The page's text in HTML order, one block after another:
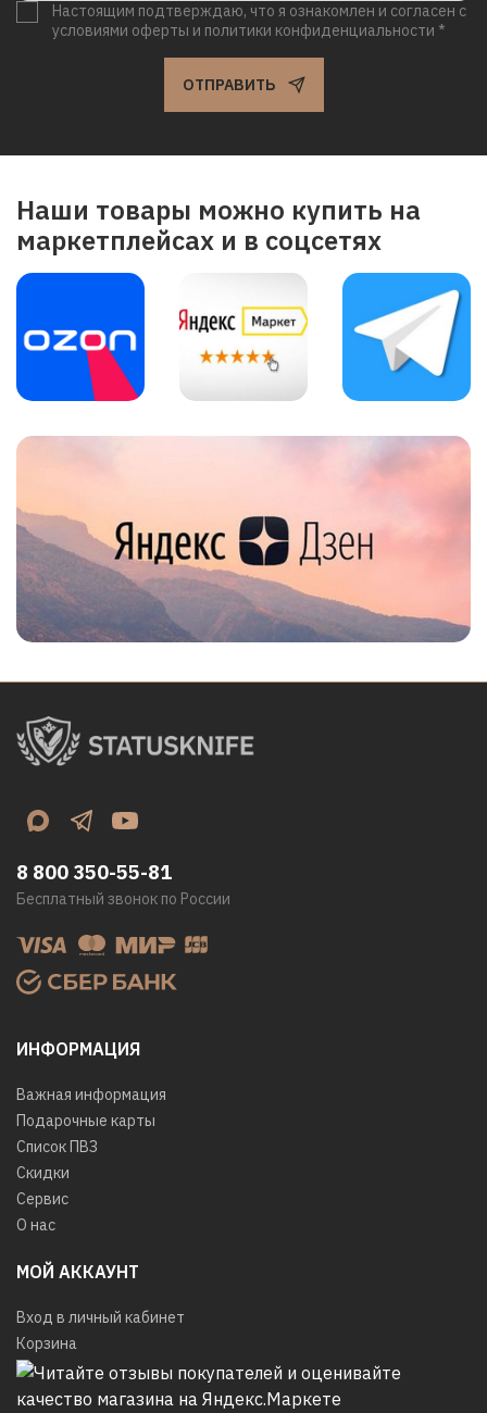
Настоящим подтверждаю, что я ознакомлен и согласен с
условиями оферты и политики конфиденциальности *
ОТПРАВИТЬ
Наши товары можно купить на
маркетплейсах и в соцсетях
ИНФОРМАЦИЯ
Важная информация
Подарочные карты
Список ПВЗ
Скидки
Сервис
О нас
МОЙ АККАУНТ
Вход в личный кабинет
Корзина
8 800 350-55-81
Бесплатный звонок по России